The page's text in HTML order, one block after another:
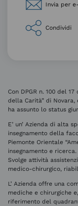
Invia per
Condividi
Con DPGR n. 100 del
della Carità” di
ha assunto lo status
E’ un’ Azienda di alta
insegnamento della
Piemonte Orientale
insegnamento e ricerca.
Svolge attività
medico-chirurgico,
L’ Azienda offre una
mediche e chirurgiche
riferimento del